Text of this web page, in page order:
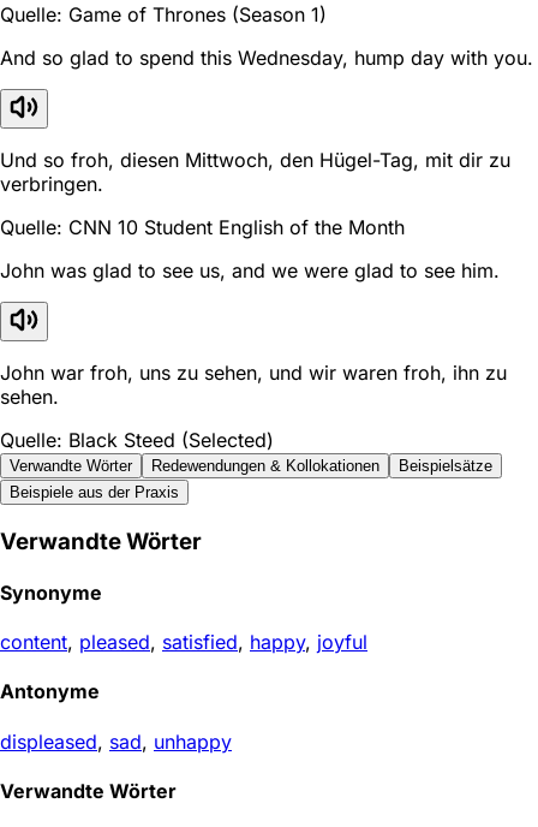
Quelle: Game of Thrones (Season 1)
And so glad to spend this Wednesday, hump day with you.
Und so froh, diesen Mittwoch, den Hügel-Tag, mit dir zu
verbringen.
Quelle: CNN 10 Student English of the Month
John was glad to see us, and we were glad to see him.
John war froh, uns zu sehen, und wir waren froh, ihn zu
sehen.
Quelle: Black Steed (Selected)
Verwandte Wörter Redewendungen & Kollokationen
Beispielsätze
Beispiele aus der Praxis
Verwandte Wörter
Synonyme
content, pleased, satisfied, happy, joyful
Antonyme
displeased, sad, unhappy
Verwandte Wörter